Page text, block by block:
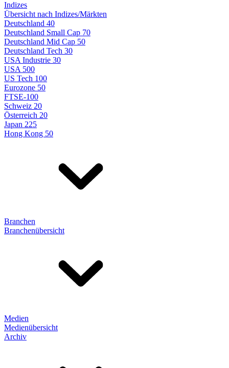
Indizes
Übersicht nach Indizes/Märkten
Deutschland 40
Deutschland Small Cap 70
Deutschland Mid Cap 50
Deutschland Tech 30
USA Industrie 30
USA 500
US Tech 100
Eurozone 50
FTSE-100
Schweiz 20
Österreich 20
Japan 225
Hong Kong 50
Branchen
Branchenübersicht
Medien
Medienübersicht
Archiv